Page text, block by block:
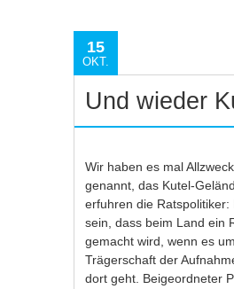
15
OKT.
Und wieder
Wir haben es mal
genannt, das Kutel-
erfuhren die Ratspolitiker:
sein, dass beim Land ein
gemacht wird, wenn es
Trägerschaft der
dort geht. Beigeordneter